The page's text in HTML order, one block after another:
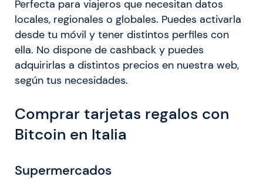
Perfecta para viajeros que necesitan datos
locales, regionales o globales. Puedes activarla
desde tu móvil y tener distintos perfiles con
ella. No dispone de cashback y puedes
adquirirlas a distintos precios en nuestra web,
según tus necesidades.
Comprar tarjetas regalos con
Bitcoin en Italia
Supermercados